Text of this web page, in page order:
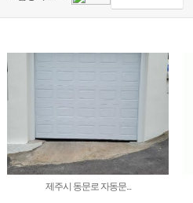
제주시 동문로 자동문...